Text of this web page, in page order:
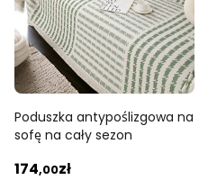
Poduszka antypoślizgowa na
sofę na cały sezon
174,00zł